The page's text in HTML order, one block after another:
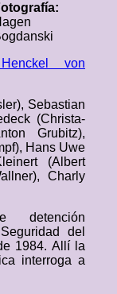
von
Sebastian
(Christa-
Grubitz),
Hans Uwe
(Albert
Charly
detención
del
1984. Allí la
interroga a